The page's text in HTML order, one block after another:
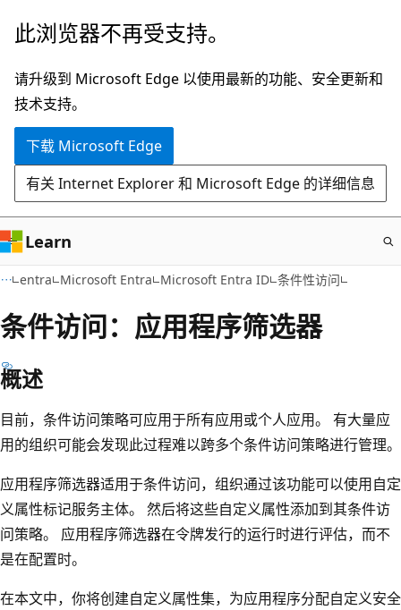
跳
主
要
内
此浏览器不再受支持。
请升级到 Microsoft Edge 以使用最新的功能、安全更新和
技术支持。
下载 Microsoft Edge
有关 Internet Explorer 和 Microsoft Edge 的详细信息
Learn
entra Microsoft Entra Microsoft Entra ID 条件性访问
条件访问：应用程序筛选器
概述
目前，条件访问策略可应用于所有应用或个人应用。 有大量应
用的组织可能会发现此过程难以跨多个条件访问策略进行管理。
应用程序筛选器适用于条件访问，组织通过该功能可以使用自定
义属性标记服务主体。 然后将这些自定义属性添加到其条件访
问策略。 应用程序筛选器在令牌发行的运行时进行评估，而不
是在配置时。
在本文中，你将创建自定义属性集，为应用程序分配自定义安全